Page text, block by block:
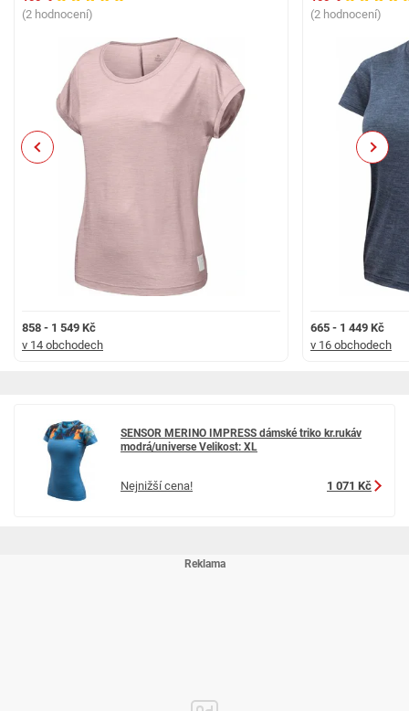
(2 hodnocení)
858 - 1 549 Kč
v 14 obchodech
(2 hodnocení)
665 - 1 449 Kč
v 16 obchodech
Previous Next
SENSOR MERINO IMPRESS dámské triko kr.rukáv
modrá/universe Velikost: XL
Nejnižší cena! 1 071 Kč